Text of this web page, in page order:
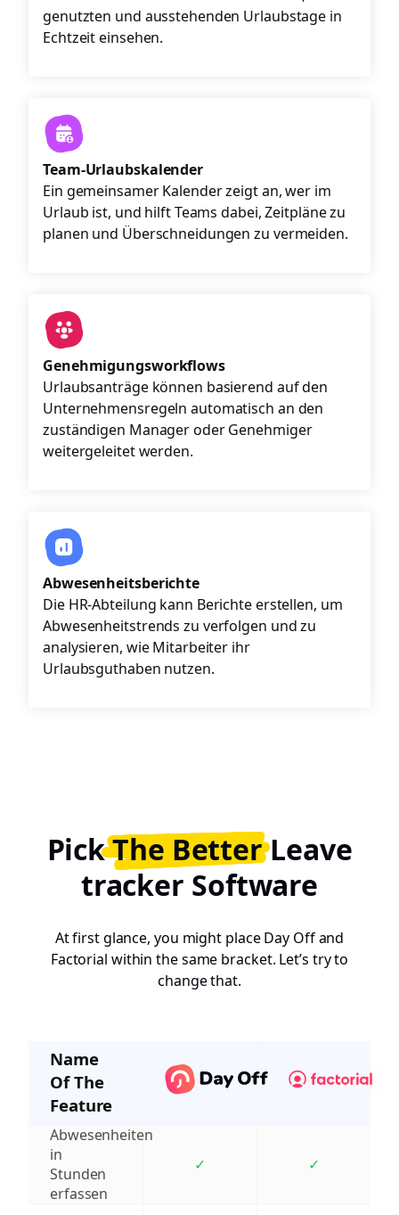
genutzten und ausstehenden Urlaubstage in
Echtzeit einsehen.
Team-Urlaubskalender
Ein gemeinsamer Kalender zeigt an, wer im
Urlaub ist, und hilft Teams dabei, Zeitpläne zu
planen und Überschneidungen zu vermeiden.
Genehmigungsworkflows
Urlaubsanträge können basierend auf den
Unternehmensregeln automatisch an den
zuständigen Manager oder Genehmiger
weitergeleitet werden.
Abwesenheitsberichte
Die HR-Abteilung kann Berichte erstellen, um
Abwesenheitstrends zu verfolgen und zu
analysieren, wie Mitarbeiter ihr
Urlaubsguthaben nutzen.
PickThe BetterLeave
tracker Software
At first glance, you might place Day Off and
Factorial within the same bracket. Let’s try to
change that.
Name
Of The
Feature
Abwesenheiten
in
Stunden
erfassen
✓ ✓